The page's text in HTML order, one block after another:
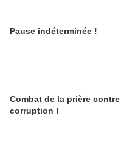
Pause indéterminée !
Combat de la prière
corruption !